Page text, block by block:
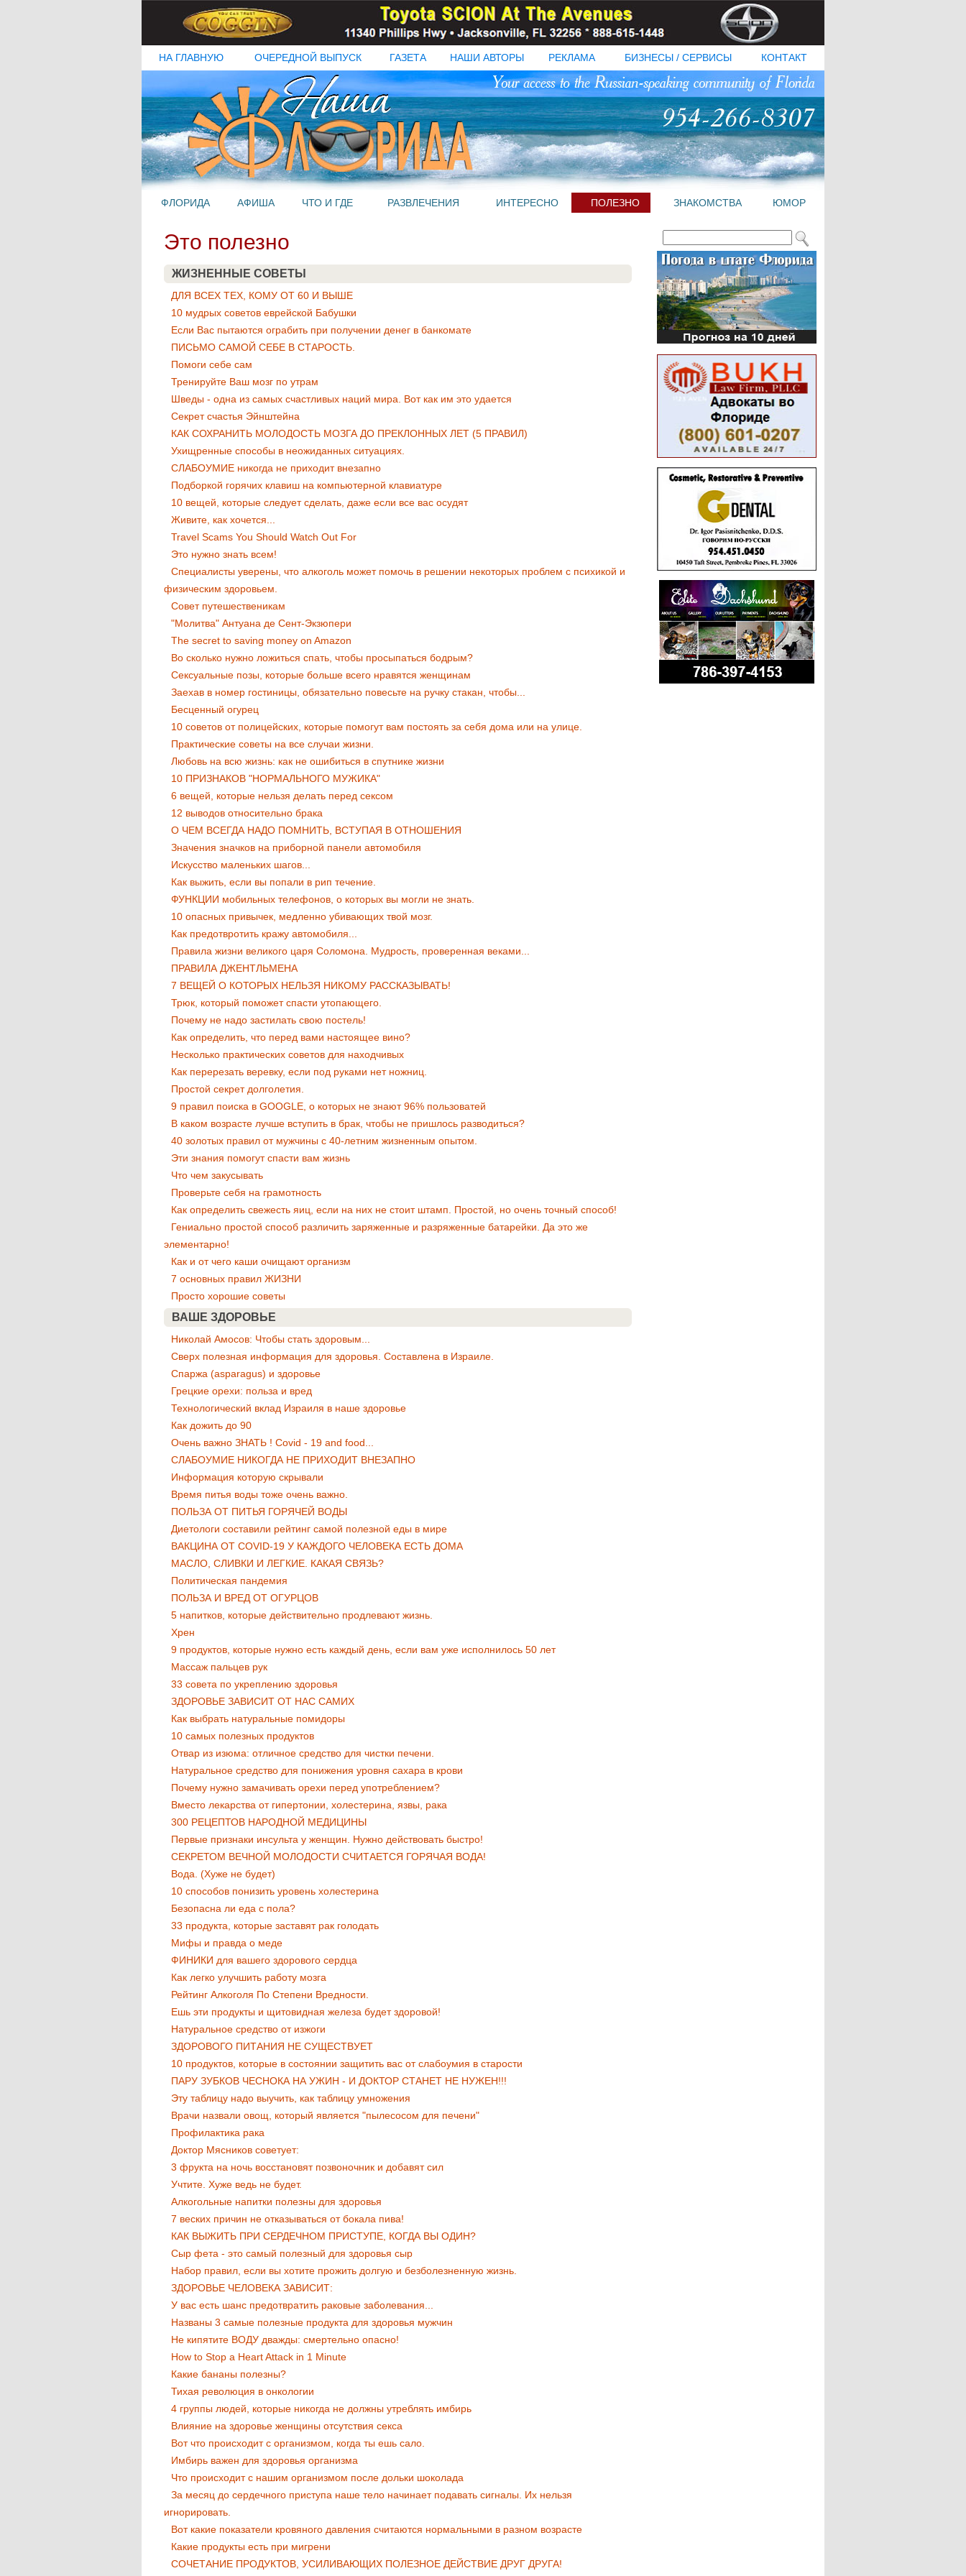
НА ГЛАВНУЮ ОЧЕРЕДНОЙ ВЫПУСК ГАЗЕТА НАШИ АВТОРЫ РЕКЛАМА БИЗНЕСЫ / СЕРВИСЫ КОНТАКТ
ФЛОРИДА АФИША ЧТО И ГДЕ РАЗВЛЕЧЕНИЯ ИНТЕРЕСНО ПОЛЕЗНО ЗНАКОМСТВА ЮМОР
Это полезно
ЖИЗНЕННЫЕ СОВЕТЫ
ДЛЯ ВСЕХ ТЕХ, КОМУ ОТ 60 И ВЫШЕ
10 мудрых советов еврейской Бабушки
Если Вас пытаются ограбить при получении денег в банкомате
ПИСЬМО САМОЙ СЕБЕ В СТАРОСТЬ.
Помоги себе сам
Тренируйте Ваш мозг по утрам
Шведы - одна из самых счастливых наций мира. Вот как им это удается
Секрет счастья Эйнштейна
КАК СОХРАНИТЬ МОЛОДОСТЬ МОЗГА ДО ПРЕКЛОННЫХ ЛЕТ (5 ПРАВИЛ)
Ухищренные способы в неожиданных ситуациях.
СЛАБОУМИЕ никогда не приходит внезапно
Подборкой горячих клавиш на компьютерной клавиатуре
10 вещей, которые следует сделать, даже если все вас осудят
Живите, как хочется...
Travel Scams You Should Watch Out For
Это нужно знать всем!
Специалисты уверены, что алкоголь может помочь в решении некоторых проблем с психикой и
физическим здоровьем.
Совет путешественикам
"Молитва" Антуана де Сент-Экзюпери
The secret to saving money on Amazon
Во сколько нужно ложиться спать, чтобы просыпаться бодрым?
Сексуальные позы, которые больше всего нравятся женщинам
Заехав в номер гостиницы, обязательно повесьте на ручку стакан, чтобы...
Бесценный огурец
10 советов от полицейских, которые помогут вам постоять за себя дома или на улице.
Практические советы на все случаи жизни.
Любовь на всю жизнь: как не ошибиться в спутнике жизни
10 ПРИЗНАКОВ "НОРМАЛЬНОГО МУЖИКА"
6 вещей, которые нельзя делать перед сексом
12 выводов относительно брака
О ЧЕМ ВСЕГДА НАДО ПОМНИТЬ, ВСТУПАЯ В ОТНОШЕНИЯ
Значения значков на приборной панели автомобиля
Искусство маленьких шагов...
Как выжить, если вы попали в рип течение.
ФУНКЦИИ мобильных телефонов, о которых вы могли не знать.
10 опасных привычек, медленно убивающих твой мозг.
Как предотвротить кражу автомобиля...
Правила жизни великого царя Соломона. Мудрость, проверенная веками...
ПРАВИЛА ДЖЕНТЛЬМЕНА
7 ВЕЩЕЙ О КОТОРЫХ НЕЛЬЗЯ НИКОМУ РАССКАЗЫВАТЬ!
Трюк, который поможет спасти утопающего.
Почему не надо застилать свою постель!
Как определить, что перед вами настоящее вино?
Несколько практических советов для находчивых
Как перерезать веревку, если под руками нет ножниц.
Простой секрет долголетия.
9 правил поиска в GOOGLE, о которых не знают 96% пользоватей
В каком возрасте лучше вступить в брак, чтобы не пришлось разводиться?
40 золотых правил от мужчины с 40-летним жизненным опытом.
Эти знания помогут спасти вам жизнь
Что чем закусывать
Проверьте себя на грамотность
Как определить свежесть яиц, если на них не стоит штамп. Простой, но очень точный способ!
Гениально простой способ различить заряженные и разряженные батарейки. Да это же
элементарно!
Как и от чего каши очищают организм
7 основных правил ЖИЗНИ
Просто хорошие советы
ВАШЕ ЗДОРОВЬЕ
Николай Амосов: Чтобы стать здоровым...
Сверх полезная информация для здоровья. Составлена в Израиле.
Cпаржа (asparagus) и здоровье
Грецкие орехи: польза и вред
Технологический вклад Израиля в наше здоровье
Как дожить до 90
Очень важно ЗНАТЬ ! Covid - 19 and food...
СЛАБОУМИЕ НИКОГДА НЕ ПРИХОДИТ ВНЕЗАПНО
Информация которую скрывали
Время питья воды тоже очень важно.
ПОЛЬЗА ОТ ПИТЬЯ ГОРЯЧЕЙ ВОДЫ
Диетологи составили рейтинг самой полезной еды в мире
ВАКЦИНА ОТ COVID-19 У КАЖДОГО ЧЕЛОВЕКА ЕСТЬ ДОМА
МАСЛО, СЛИВКИ И ЛЕГКИЕ. КАКАЯ СВЯЗЬ?
Политическая пандемия
ПОЛЬЗА И ВРЕД ОТ ОГУРЦОВ
5 напитков, которые действительно продлевают жизнь.
Хрен
9 продуктов, которые нужно есть каждый день, если вам уже исполнилось 50 лет
Массаж пальцев рук
33 совета по укреплению здоровья
ЗДОРОВЬЕ ЗАВИСИТ ОТ НАС САМИХ
Как выбрать натуральные помидоры
10 самых полезных продуктов
Oтвар из изюма: отличное средство для чистки печени.
Нaтуpaльноe cpeдcтво для понижeния уpовня caхapa в кpови
Почему нужно замачивать оpехи пеpед употpеблением?
Вместо лекарства от гипертонии, холестерина, язвы, рака
300 РЕЦЕПТОВ НАРОДНОЙ МЕДИЦИНЫ
Первые признаки инсульта у женщин. Нужно действовать быстро!
СЕКРЕТОМ ВЕЧНОЙ МОЛОДОСТИ СЧИТАЕТСЯ ГОРЯЧАЯ ВОДА!
Вода. (Хуже не будет)
10 способов понизить уровень холестерина
Безопасна ли еда с пола?
33 продукта, которые заставят рак голодать
Мифы и правда о меде
ФИНИКИ для вашего здорового сердца
Как легко улучшить работу мозга
Рейтинг Алкоголя По Степени Вредности.
Ешь эти продукты и щитовидная железа будет здоровой!
Натуральное средство от изжоги
ЗДОРОВОГО ПИТАНИЯ НЕ СУЩЕСТВУЕТ
10 продуктов, которые в состоянии защитить вас от слабоумия в старости
ПАРУ ЗУБКОВ ЧЕСНОКА НА УЖИН - И ДОКТОР СТАНЕТ НЕ НУЖЕН!!!
Эту таблицу надо выучить, как таблицу умножения
Врачи назвали овощ, который является "пылесосом для печени"
Профилактика рака
Доктор Мясников советует:
3 фрукта на ночь восстановят позвоночник и добавят сил
Учтите. Хуже ведь не будет.
Алкогольные напитки полезны для здоровья
7 веских причин не отказываться от бокала пива!
КАК ВЫЖИТЬ ПРИ СЕРДЕЧНОМ ПРИСТУПЕ, КОГДА ВЫ ОДИН?
Сыр фета - это самый полезный для здоровья сыр
Набор правил, если вы хотите прожить долгую и безболезненную жизнь.
ЗДОРОВЬЕ ЧЕЛОВЕКА ЗАВИСИТ:
У вас есть шанс предотвратить раковые заболевания...
Названы 3 самые полезные продукта для здоровья мужчин
Не кипятите ВОДУ дважды: смертельно опасно!
How to Stop a Heart Attack in 1 Minute
Какие бананы полезны?
Тихая революция в онкологии
4 группы людей, которые никогда не должны утреблять имбирь
Влияние на здоровье женщины отсутствия секса
Вот что происходит с организмом, когда ты ешь сало.
Имбирь важен для здоровья организма
Что происходит с нашим организмом после дольки шоколада
За месяц до сердечного приступа наше тело начинает подавать сигналы. Их нельзя
игнорировать.
Вот какие показатели кровяного давления считаются нормальными в разном возрасте
Какие продукты есть при мигрени
СОЧЕТАНИЕ ПРОДУКТОВ, УСИЛИВАЮЩИХ ПОЛЕЗНОЕ ДЕЙСТВИЕ ДРУГ ДРУГА!